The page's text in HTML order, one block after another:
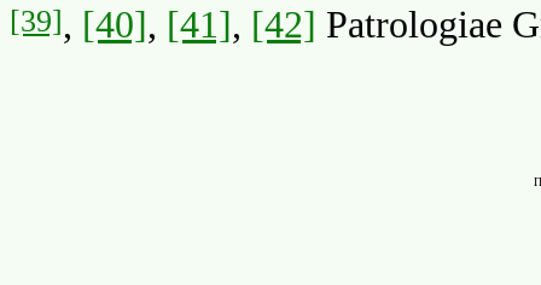
[39], [40], [41], [42] Patrologiae